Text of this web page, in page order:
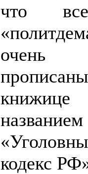
что
очень
названием
кодекс